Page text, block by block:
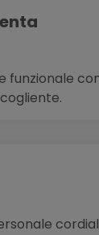
funzionale